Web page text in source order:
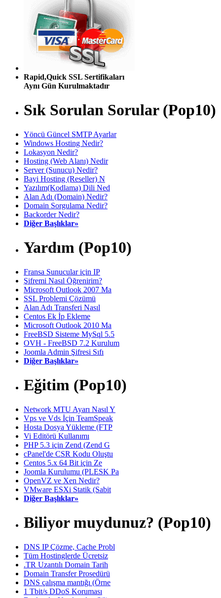
Rapid,Quick SSL Sertifikaları
Aynı Gün Kurulmaktadır
Sık Sorulan Sorular (Pop10)
Yöncü Güncel SMTP Ayarlar
Windows Hosting Nedir?
Lokasyon Nedir?
Hosting (Web Alanı) Nedir
Server (Sunucu) Nedir?
Bayi Hosting (Reseller) N
Yazılım(Kodlama) Dili Ned
Alan Adı (Domain) Nedir?
Domain Sorgulama Nedir?
Backorder Nedir?
Diğer Başlıklar»
Yardım (Pop10)
Fransa Sunucular için IP
Şifremi Nasıl Öğrenirim?
Microsoft Outlook 2007 Ma
SSL Problemi Çözümü
Alan Adı Transferi Nasıl
Centos Ek İp Ekleme
Microsoft Outlook 2010 Ma
FreeBSD Sisteme MySql 5.5
OVH - FreeBSD 7.2 Kurulum
Joomla Admin Şifresi Sıfı
Diğer Başlıklar»
Eğitim (Pop10)
Network MTU Ayarı Nasıl Y
Vps ve Vds İçin TeamSpeak
Hosta Dosya Yükleme (FTP
Vi Editörü Kullanımı
PHP 5.3 için Zend (Zend G
cPanel'de CSR Kodu Oluştu
Centos 5.x 64 Bit için Ze
Joomla Kurulumu (PLESK Pa
OpenVZ ve Xen Nedir?
VMware ESXi Statik (Sabit
Diğer Başlıklar»
Biliyor muydunuz? (Pop10)
DNS IP Çözme, Cache Probl
Tüm Hostinglerde Ücretsiz
.TR Uzantılı Domain Tarih
Domain Transfer Prosedürü
DNS çalışma mantığı (Örne
1 Tbit/s DDoS Koruması